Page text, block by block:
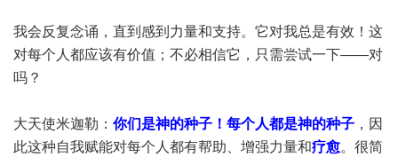
我会反复念诵，直到感到力量和支持。它对我总是有效！这
对每个人都应该有价值；不必相信它，只需尝试一下——对
吗？
大天使米迦勒： 你们是神的种子！每个人都是神的种子 ，因
此这种自我赋能对每个人都有帮助、增强力量和疗愈。很简